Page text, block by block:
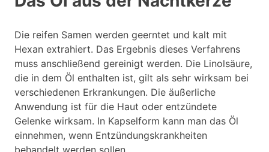
Die reifen Samen werden geerntet und kalt mit
Hexan extrahiert. Das Ergebnis dieses Verfahrens
muss anschließend gereinigt werden. Die Linolsäure,
die in dem Öl enthalten ist, gilt als sehr wirksam bei
verschiedenen Erkrankungen. Die äußerliche
Anwendung ist für die Haut oder entzündete
Gelenke wirksam. In Kapselform kann man das Öl
einnehmen, wenn Entzündungskrankheiten
behandelt werden sollen.